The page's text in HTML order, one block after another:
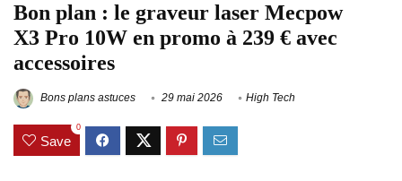
Bon plan : le graveur laser Mecpow
X3 Pro 10W en promo à 239 € avec
accessoires
Bons plans astuces 29 mai 2026 High Tech
Save
0